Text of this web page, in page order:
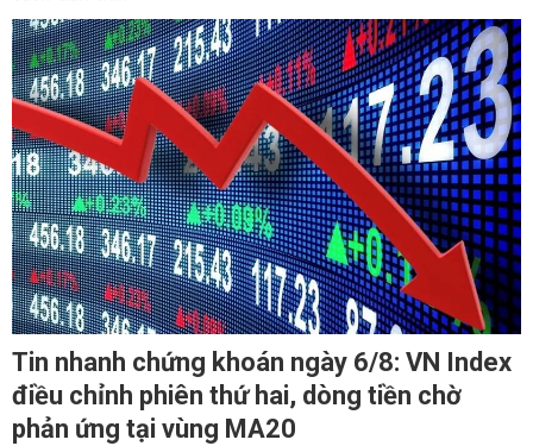
Tin nhanh chứng khoán ngày 6/8: VN Index
điều chỉnh phiên thứ hai, dòng tiền chờ
phản ứng tại vùng MA20